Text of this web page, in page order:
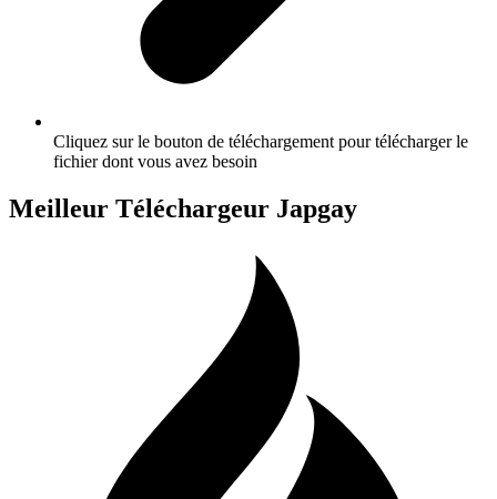
Cliquez sur le bouton de téléchargement pour télécharger le
fichier dont vous avez besoin
Meilleur Téléchargeur Japgay